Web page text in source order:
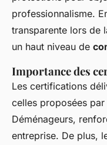
professionnalisme.
transparente lors de
un haut niveau de
Importance des
Les certifications
celles proposées
Déménageurs,
entreprise. De plus,